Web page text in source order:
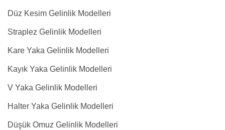
Düz Kesim Gelinlik Modelleri
Straplez Gelinlik Modelleri
Kare Yaka Gelinlik Modelleri
Kayık Yaka Gelinlik Modelleri
V Yaka Gelinlik Modelleri
Halter Yaka Gelinlik Modelleri
Düşük Omuz Gelinlik Modelleri